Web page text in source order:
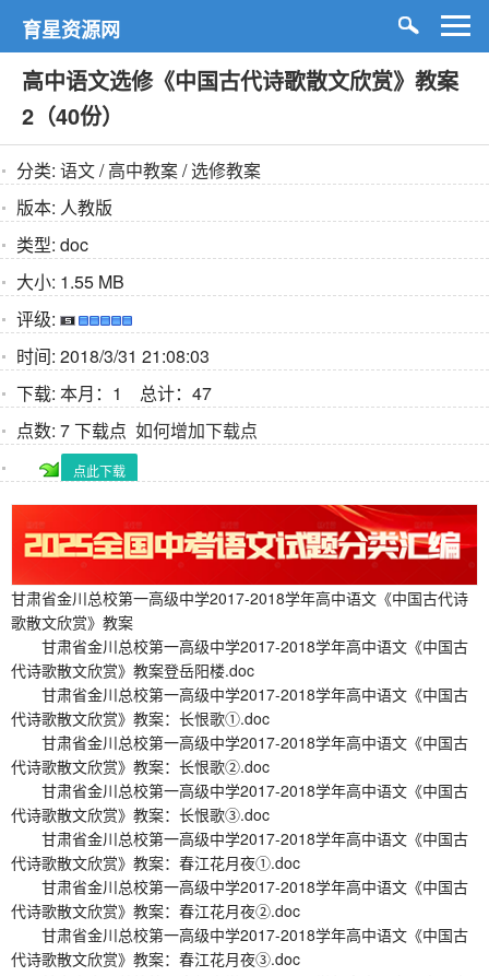
育星资源网
高中语文选修《中国古代诗歌散文欣赏》教案
2（40份）
分类: 语文/高中教案/选修教案
版本: 人教版
类型: doc
大小: 1.55 MB
评级:
时间: 2018/3/31 21:08:03
下载: 本月：1 总计：47
点数: 7 下载点 如何增加下载点
点此下载
甘肃省金川总校第一高级中学2017-2018学年高中语文《中国古代诗
歌散文欣赏》教案
甘肃省金川总校第一高级中学2017-2018学年高中语文《中国古
代诗歌散文欣赏》教案登岳阳楼.doc
甘肃省金川总校第一高级中学2017-2018学年高中语文《中国古
代诗歌散文欣赏》教案：长恨歌①.doc
甘肃省金川总校第一高级中学2017-2018学年高中语文《中国古
代诗歌散文欣赏》教案：长恨歌②.doc
甘肃省金川总校第一高级中学2017-2018学年高中语文《中国古
代诗歌散文欣赏》教案：长恨歌③.doc
甘肃省金川总校第一高级中学2017-2018学年高中语文《中国古
代诗歌散文欣赏》教案：春江花月夜①.doc
甘肃省金川总校第一高级中学2017-2018学年高中语文《中国古
代诗歌散文欣赏》教案：春江花月夜②.doc
甘肃省金川总校第一高级中学2017-2018学年高中语文《中国古
代诗歌散文欣赏》教案：春江花月夜③.doc